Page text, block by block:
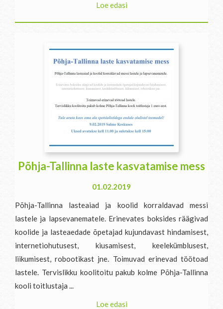
Loe edasi
Põhja-Tallinna laste kasvatamise mess
01.02.2019
Põhja-Tallinna lasteaiad ja koolid korraldavad messi
lastele ja lapsevanematele. Erinevates boksides räägivad
koolide ja lasteaedade õpetajad kujundavast hindamisest,
internetiohutusest, kiusamisest, keelekümblusest,
liikumisest, robootikast jne. Toimuvad erinevad töötoad
lastele. Tervislikku koolitoitu pakub kolme Põhja-Tallinna
kooli toitlustaja ...
Loe edasi